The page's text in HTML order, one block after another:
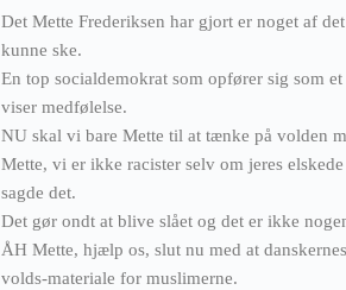
Det Mette Frederiksen har gjort er noget af
kunne ske.
En top socialdemokrat som opfører sig som et
viser medfølelse.
NU skal vi bare Mette til at tænke på volden
Mette, vi er ikke racister selv om jeres
sagde det.
Det gør ondt at blive slået og det er ikke
ÅH Mette, hjælp os, slut nu med at
volds-materiale for muslimerne.